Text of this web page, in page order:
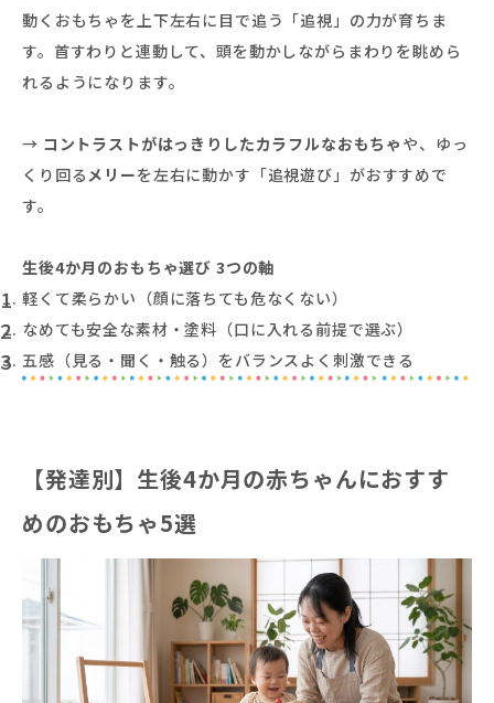
動くおもちゃを上下左右に目で追う「追視」の力が育ちま
す。首すわりと連動して、頭を動かしながらまわりを眺めら
れるようになります。
→ コントラストがはっきりしたカラフルなおもちゃ や、ゆっ
くり回る メリーを左右に動かす「追視遊び」がおすすめで
す。
生後4か月のおもちゃ選び 3つの軸
軽くて柔らかい（顔に落ちても危なくない）
なめても安全な素材・塗料（口に入れる前提で選ぶ）
五感（見る・聞く・触る）をバランスよく刺激できる
【発達別】生後4か月の赤ちゃんにおすす
めのおもちゃ5選